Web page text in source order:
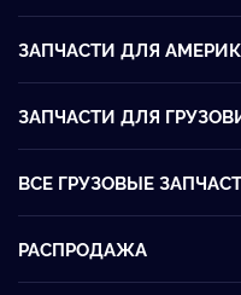
ЗАПЧАСТИ ДЛЯ
ЗАПЧАСТИ ДЛЯ
ВСЕ ГРУЗОВЫЕ
РАСПРОДАЖА